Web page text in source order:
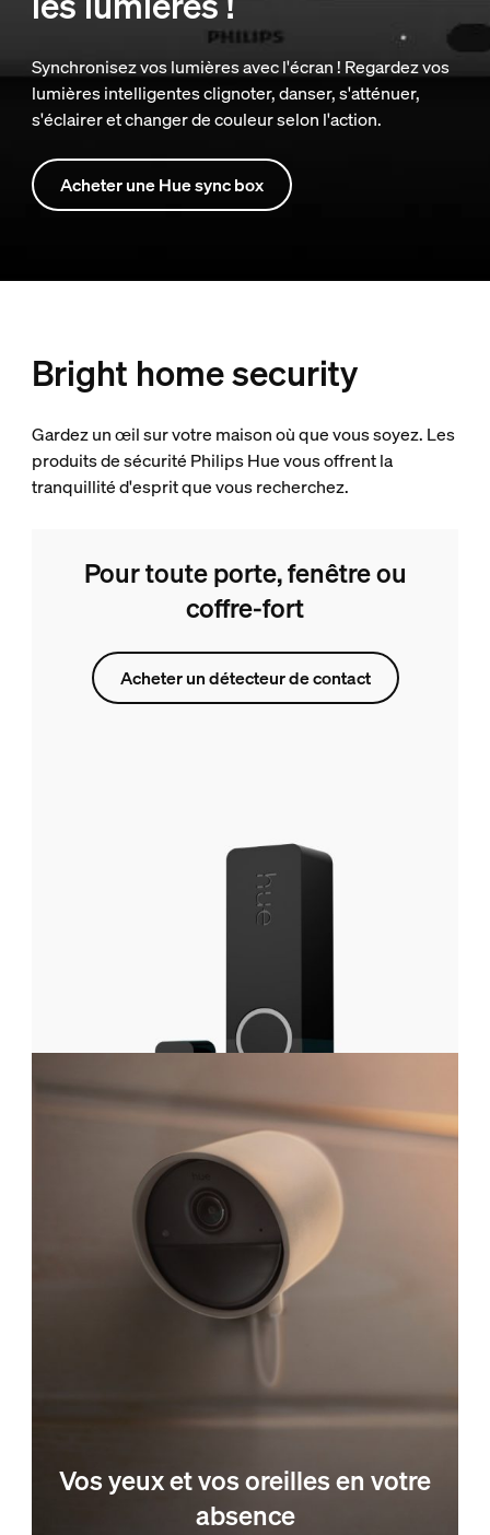
Synchronisez vos lumières avec l'écran ! Regardez vos
lumières intelligentes clignoter, danser, s'atténuer,
s'éclairer et changer de couleur selon l'action.
Acheter une Hue sync box
Bright home security
Gardez un œil sur votre maison où que vous soyez. Les
produits de sécurité Philips Hue vous offrent la
tranquillité d'esprit que vous recherchez.
Pour toute porte, fenêtre ou
coffre-fort
Acheter un détecteur de contact
Vos yeux et vos oreilles en votre
absence